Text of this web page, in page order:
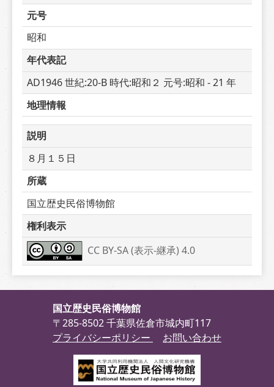
元号
昭和
年代表記
AD1946 世紀:20-B 時代:昭和２ 元号:昭和 - 21 年
地理情報
説明
８月１５日
所蔵
国立歴史民俗博物館
権利表示
CC BY-SA (表示-継承) 4.0
国立歴史民俗博物館
〒285-8502 千葉県佐倉市城内町117
プライバシーポリシー
お問い合わせ